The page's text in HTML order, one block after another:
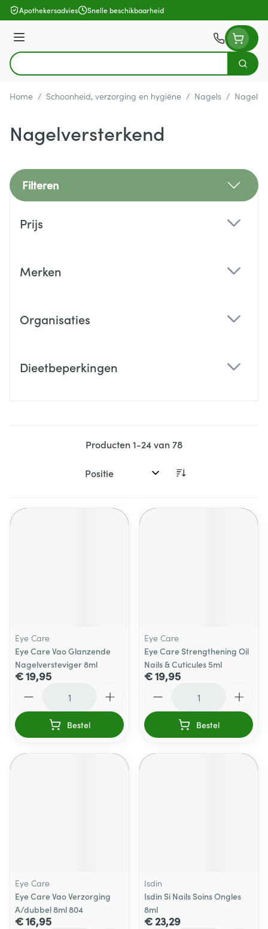
Ga naar de inhoud
Apothekersadvies Snelle beschikbaarheid
Menu
Product, merk, categorie...
Zoek
Home / Schoonheid, verzorging en hygiëne / Nagels /
Nagelversterkend
Filteren
Prijs
Merken
Organisaties
Dieetbeperkingen
Producten1-24van78
Sorteer op:
Eye Care
Eye Care Vao Glanzende
Nagelversteviger 8ml
€ 19,95
Bestel
Eye Care
Eye Care Strengthening Oil
Nails & Cuticules 5ml
€ 19,95
Bestel
Eye Care
Eye Care Vao Verzorging
A/dubbel 8ml 804
€ 16,95
Isdin
Isdin Si Nails Soins Ongles
8ml
€ 23,29